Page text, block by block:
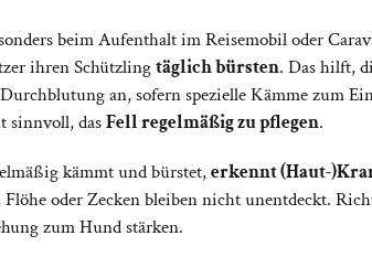
beim Aufenthalt im Reisemobil oder
ihren Schützlingtäglich bürsten. Das hilft,
an, sofern spezielle Kämme zum
sinnvoll, dasFell regelmäßig zu pflegen.
kämmt und bürstet,erkennt (Haut-
oder Zecken bleiben nicht unentdeckt.
zum Hund stärken.